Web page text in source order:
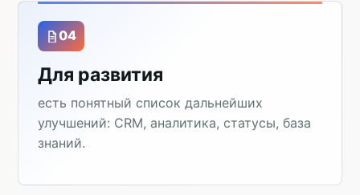
04
Для развития
есть понятный список дальнейших
улучшений: CRM, аналитика, статусы, база
знаний.